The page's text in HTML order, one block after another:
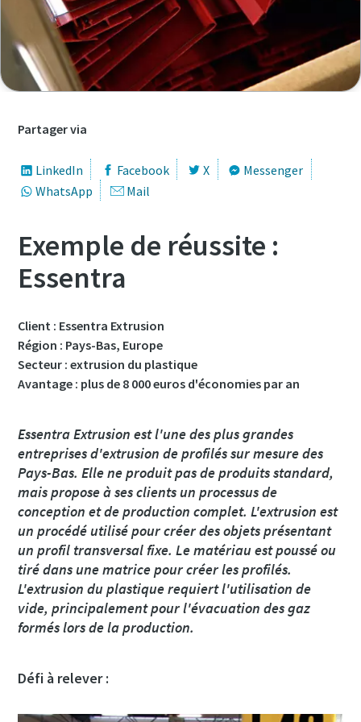
Partager via
LinkedIn Facebook X
Messenger
WhatsApp
Mail
Exemple de réussite :
Essentra
Client : Essentra Extrusion
Région : Pays-Bas, Europe
Secteur : extrusion du plastique
Avantage : plus de 8 000 euros d'économies par an
Essentra Extrusion est l'une des plus grandes
entreprises d'extrusion de profilés sur mesure des
Pays-Bas. Elle ne produit pas de produits standard,
mais propose à ses clients un processus de
conception et de production complet. L'extrusion est
un procédé utilisé pour créer des objets présentant
un profil transversal fixe. Le matériau est poussé ou
tiré dans une matrice pour créer les profilés.
L'extrusion du plastique requiert l'utilisation de
vide, principalement pour l'évacuation des gaz
formés lors de la production.
Défi à relever :
Prénom
E-mail
Informations supplémentaires
Société
Pays
Rue
Ville
Code postal
Demande
Prénom
E-mail
Informations supplémentaires
Société
Pays
Rue
Ville
Code postal
Demande
Prénom
E-mail
Informations supplémentaires
Société
Pays
Rue
Ville
Code postal
Demande
Prénom
E-mail
Informations supplémentaires
Société
Pays
Rue
Ville
Code postal
Demande